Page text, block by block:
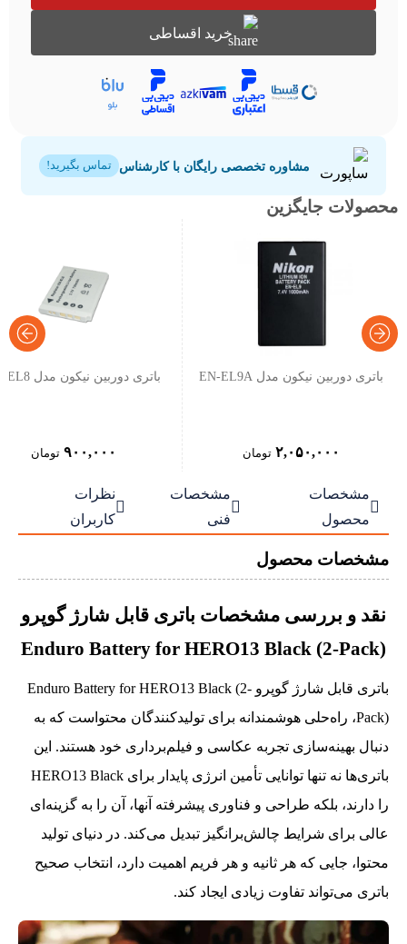
خرید اقساطی
مشاوره تخصصی رایگان با کارشناس تماس بگیرید!
محصولات جایگزین
باتری دوربین نیکون مدل EN-EL9A
۲,۰۵۰,۰۰۰ تومان
باتری دوربین نیکون مدل EN-EL8
۹۰۰,۰۰۰ تومان

مشخصات
محصول

مشخصات
فنی

نظرات
کاربران
مشخصات محصول
نقد و بررسی مشخصات باتری قابل شارژ گوپرو
Enduro Battery for HERO13 Black (2-Pack)
باتری قابل شارژ گوپرو Enduro Battery for HERO13 Black (2-
Pack)، راه‌حلی هوشمندانه برای تولیدکنندگان محتواست که به
دنبال بهینه‌سازی تجربه عکاسی و فیلم‌برداری خود هستند. این
باتری‌ها نه تنها توانایی تأمین انرژی پایدار برای HERO13 Black
را دارند، بلکه طراحی و فناوری پیشرفته آنها، آن را به گزینه‌ای
عالی برای شرایط چالش‌برانگیز تبدیل می‌کند. در دنیای تولید
محتوا، جایی که هر ثانیه و هر فریم اهمیت دارد، انتخاب صحیح
باتری می‌تواند تفاوت زیادی ایجاد کند.